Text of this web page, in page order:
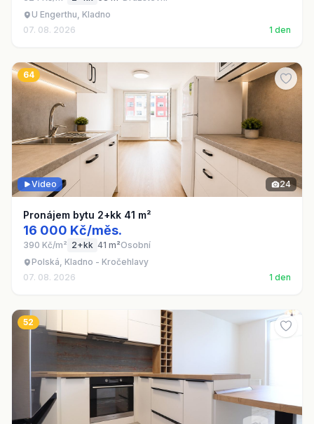
U Engerthu, Kladno
07. 08. 2026
1 den
64
24
Video
Pronájem bytu 2+kk 41 m²
16 000 Kč/měs.
390 Kč/m² 2+kk 41 m²Osobní
Polská, Kladno - Kročehlavy
07. 08. 2026
1 den
52